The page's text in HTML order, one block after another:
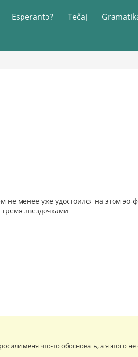
Esperanto? Tečaj
менее уже удостоился на этом эо-
звёздочками.
меня что-то обосновать, а я этого не